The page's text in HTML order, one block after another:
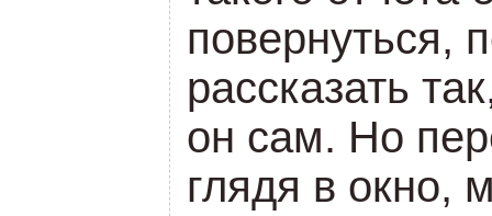
повернуться,
рассказать
он сам. Но
глядя в окно,